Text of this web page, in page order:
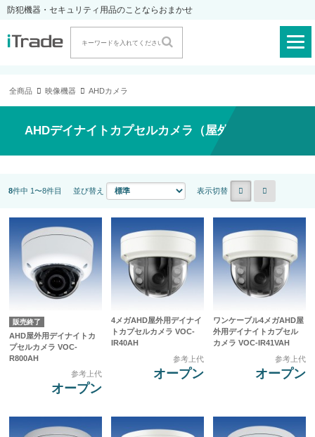
防犯機器・セキュリティ用品のことならおまかせ
全商品 映像機器 AHDカメラ
AHDデイナイトカプセルカメラ（屋外）
8件中 1〜8件目 並び替え 表示切替
販売終了
AHD屋外用デイナイトカ
プセルカメラ VOC-
R800AH
参考上代
オープン
4メガAHD屋外用デイナイ
トカプセルカメラ VOC-
IR40AH
参考上代
オープン
ワンケーブル4メガAHD屋
外用デイナイトカプセル
カメラ VOC-IR41VAH
参考上代
オープン